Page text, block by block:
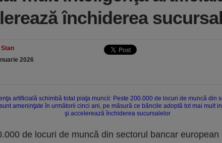
închiderea
2026
de locuri de muncă din sectorul bancar european